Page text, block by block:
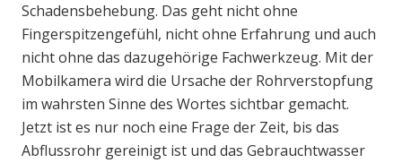
Schadensbehebung. Das geht nicht ohne
Fingerspitzengefühl, nicht ohne Erfahrung und auch
nicht ohne das dazugehörige Fachwerkzeug. Mit der
Mobilkamera wird die Ursache der Rohrverstopfung
im wahrsten Sinne des Wortes sichtbar gemacht.
Jetzt ist es nur noch eine Frage der Zeit, bis das
Abflussrohr gereinigt ist und das Gebrauchtwasser